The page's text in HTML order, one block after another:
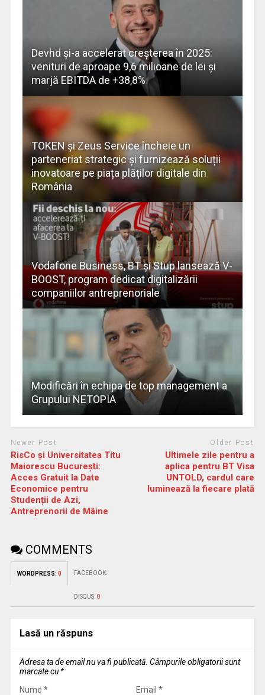
Devhd și-a accelerat creșterea în 2025:
venituri de aproape 9,6 milioane de lei și
marjă EBITDA de +38,8%
TOKEN și Zeus Service încheie un
parteneriat strategic și furnizează soluții
inovatoare pe piața plăților digitale din
România
Vodafone Business, BT și Stup lansează V-
BOOST, program dedicat digitalizării
companiilor antreprenoriale
Modificări în echipa de top management a
Grupului NETOPIA
Newer Post
RisCo și Universitatea Titu
Maiorescu București:
Acces Gratuit la Date
Economice pentru
Studenții de Azi,
Antreprenorii de Mâine
Older Post
Ultimele zile pentru a
aplica pentru BT Visa
UNTOLD, cardul care
luminează la fiecare plată
COMMENTS
WORDPRESS: 0 FACEBOOK:
DISQUS: 0
Lasă un răspuns
Adresa ta de email nu va fi publicată. Câmpurile obligatorii sunt
marcate cu *
Nume * Email *